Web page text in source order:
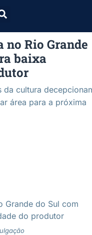
no Rio Grande
baixa
da cultura
área para a próxima